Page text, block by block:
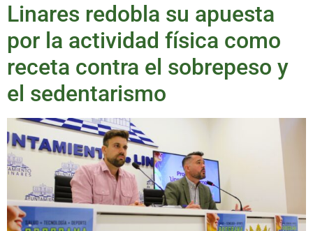
Linares redobla su apuesta
por la actividad física como
receta contra el sobrepeso y
el sedentarismo